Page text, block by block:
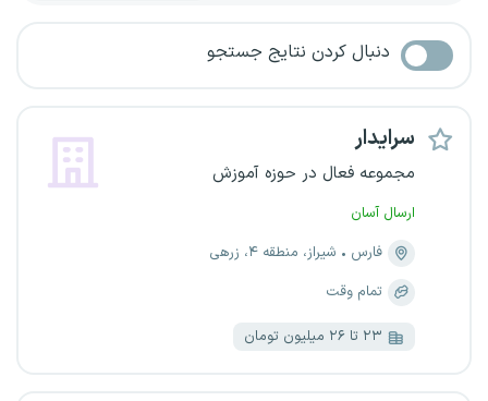
دنبال کردن نتایج جستجو
سرایدار
مجموعه فعال در حوزه آموزش
ارسال آسان
فارس
شیراز، منطقه ۴، زرهی
تمام وقت
۲۳ تا ۲۶ میلیون تومان